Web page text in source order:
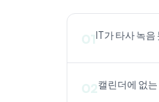
01IT가 타사 녹음
02캘린더에 없